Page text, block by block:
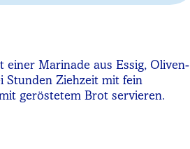
einer Marinade aus Essig, Oliven-
Stunden Ziehzeit mit fein
geröstetem Brot servieren.